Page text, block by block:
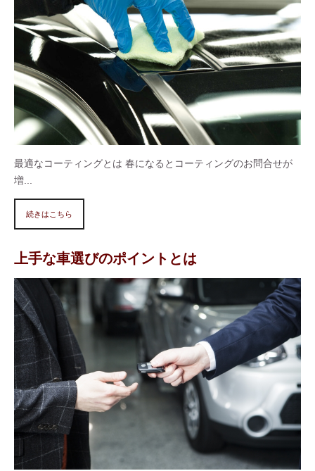
最適なコーティングとは 春になるとコーティングのお問合せが
増...
続きはこちら
上手な車選びのポイントとは